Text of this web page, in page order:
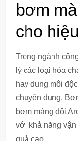
bơm
cho
Trong ngành
lý các loại hóa
hay dung môi
chuyên dụng.
bơm màng đôi
với khả năng vận
quả cao.